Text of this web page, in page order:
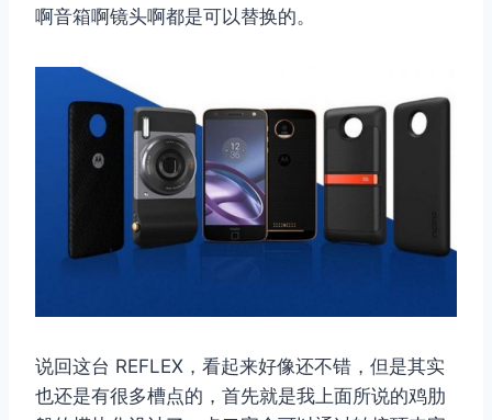
啊音箱啊镜头啊都是可以替换的。
说回这台 REFLEX，看起来好像还不错，但是其实
也还是有很多槽点的，首先就是我上面所说的鸡肋